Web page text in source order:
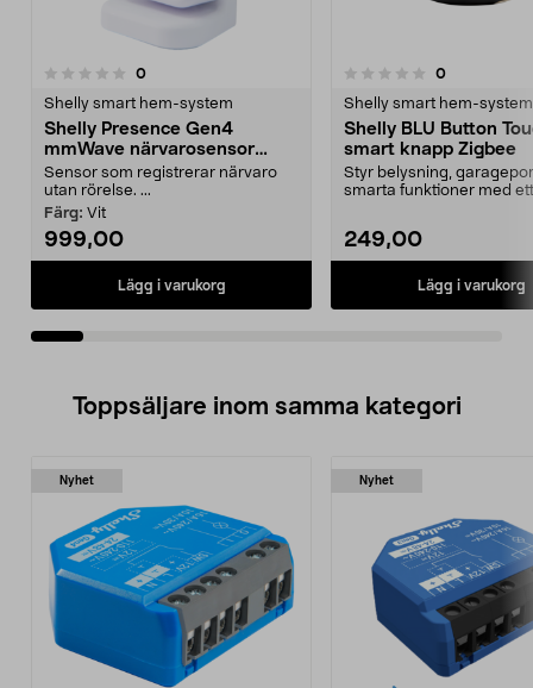
0recensioner
Shelly smart hem-system
Shelly Presence Gen4
mmWave närvarosensor
WiFi/Zigbee
Sensor som registrerar närvaro
utan rörelse. ...
Färg: Vit
999,00
Lägg i varukorg
0.0 av 5 stjärnor 0recensioner
Shelly smart hem-system
Shelly BLU Button
smart knapp Zigbee
Styr belysning,
smarta funktioner med
249,00
Lägg i varukorg
0.0 av 5 stjärnor
Toppsäljare inom samma kategori
Nyhet Nyhet